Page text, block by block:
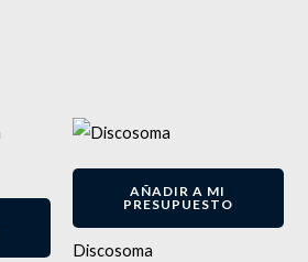
AÑADIR A MI
PRESUPUESTO
Discosoma